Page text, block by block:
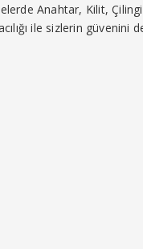
Anahtar, Kilit,
ile sizlerin güvenini